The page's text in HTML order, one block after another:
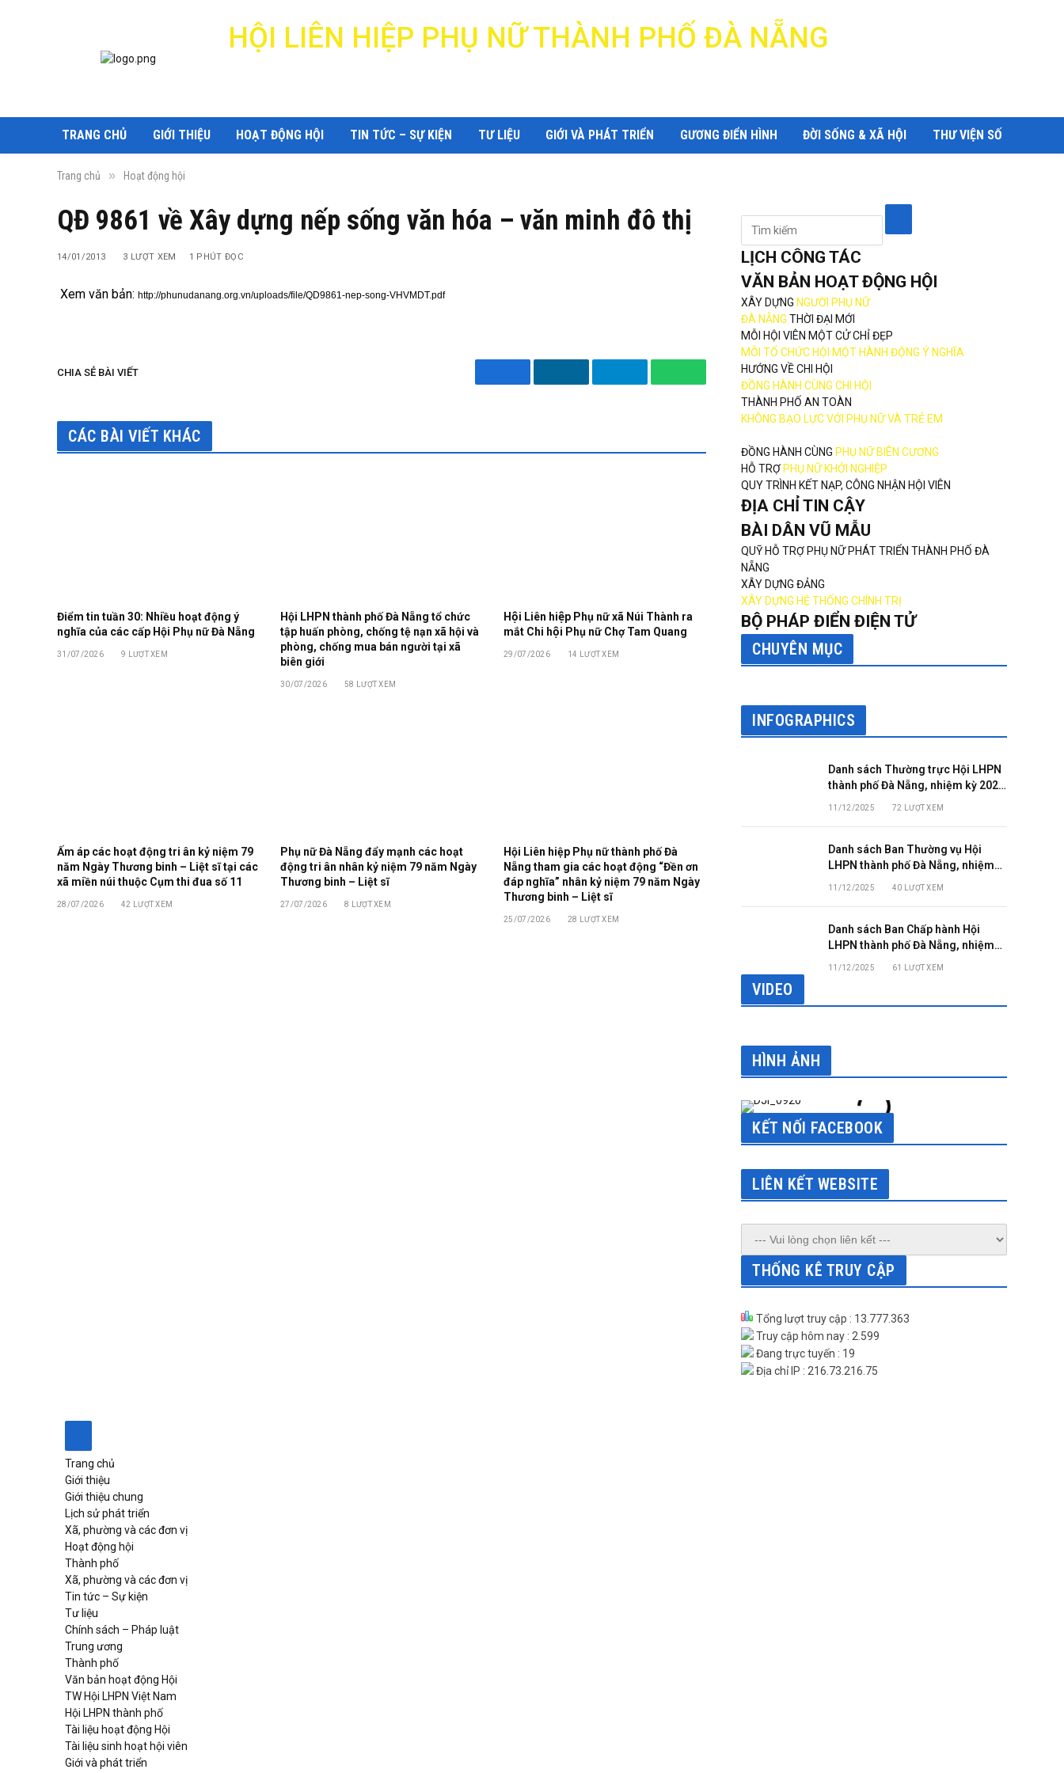
HỘI LIÊN HIỆP PHỤ NỮ THÀNH PHỐ ĐÀ NẴNG
TRANG CHỦ GIỚI THIỆU HOẠT ĐỘNG HỘI TIN TỨC – SỰ KIỆN TƯ LIỆU GIỚI VÀ PHÁT TRIỂN GƯƠNG ĐIỂN HÌNH ĐỜI SỐNG & XÃ HỘI THƯ VIỆN SỐ
Trang chủ » Hoạt động hội
QĐ 9861 về Xây dựng nếp sống văn hóa – văn minh đô thị
14/01/2013 3 LƯỢT XEM 1 PHÚT ĐỌC
Xem văn bản: http://phunudanang.org.vn/uploads/file/QD9861-nep-song-VHVMDT.pdf
CHIA SẺ BÀI VIẾT
FacebookLinkedIn TelegramWhatsApp
CÁC BÀI VIẾT KHÁC
Điểm tin tuần 30: Nhiều hoạt động ý
nghĩa của các cấp Hội Phụ nữ Đà Nẵng
31/07/2026 9 LƯỢT XEM
Hội LHPN thành phố Đà Nẵng tổ chức
tập huấn phòng, chống tệ nạn xã hội và
phòng, chống mua bán người tại xã
biên giới
30/07/2026 58 LƯỢT XEM
Hội Liên hiệp Phụ nữ xã Núi Thành ra
mắt Chi hội Phụ nữ Chợ Tam Quang
29/07/2026 14 LƯỢT XEM
Ấm áp các hoạt động tri ân kỷ niệm 79
năm Ngày Thương binh – Liệt sĩ tại các
xã miền núi thuộc Cụm thi đua số 11
28/07/2026 42 LƯỢT XEM
Phụ nữ Đà Nẵng đẩy mạnh các hoạt
động tri ân nhân kỷ niệm 79 năm Ngày
Thương binh – Liệt sĩ
27/07/2026 8 LƯỢT XEM
Hội Liên hiệp Phụ nữ thành phố Đà
Nẵng tham gia các hoạt động “Đền ơn
đáp nghĩa” nhân kỷ niệm 79 năm Ngày
Thương binh – Liệt sĩ
25/07/2026 28 LƯỢT XEM
LỊCH CÔNG TÁC
VĂN BẢN HOẠT ĐỘNG HỘI
XÂY DỰNG NGƯỜI PHỤ NỮ
ĐÀ NẴNG THỜI ĐẠI MỚI
MỖI HỘI VIÊN MỘT CỬ CHỈ ĐẸP
MỖI TỔ CHỨC HỘI MỘT HÀNH ĐỘNG Ý NGHĨA
HƯỚNG VỀ CHI HỘI
ĐỒNG HÀNH CÙNG CHI HỘI
THÀNH PHỐ AN TOÀN
KHÔNG BẠO LỰC VỚI PHỤ NỮ VÀ TRẺ EM
ĐỒNG HÀNH CÙNG PHỤ NỮ BIÊN CƯƠNG
HỖ TRỢ PHỤ NỮ KHỞI NGHIỆP
QUY TRÌNH KẾT NẠP, CÔNG NHẬN HỘI VIÊN
ĐỊA CHỈ TIN CẬY
BÀI DÂN VŨ MẪU
QUỸ HỖ TRỢ PHỤ NỮ PHÁT TRIỂN THÀNH PHỐ ĐÀ
NẴNG
XÂY DỰNG ĐẢNG
XÂY DỰNG HỆ THỐNG CHÍNH TRỊ
BỘ PHÁP ĐIỂN ĐIỆN TỬ
CHUYÊN MỤC
INFOGRAPHICS
Danh sách Thường trực Hội LHPN
thành phố Đà Nẵng, nhiệm kỳ 2025
11/12/2025 72 LƯỢT XEM
Danh sách Ban Thường vụ Hội
LHPN thành phố Đà Nẵng, nhiệm
11/12/2025 40 LƯỢT XEM
Danh sách Ban Chấp hành Hội
LHPN thành phố Đà Nẵng, nhiệm
11/12/2025 61 LƯỢT XEM
VIDEO
HÌNH ẢNH
KẾT NỐI FACEBOOK
LIÊN KẾT WEBSITE
THỐNG KÊ TRUY CẬP
Tổng lượt truy cập : 13.777.363
Truy cập hôm nay : 2.599
Đang trực tuyến : 19
Địa chỉ IP : 216.73.216.75
Trang chủ
Giới thiệu
Giới thiệu chung
Lịch sử phát triển
Xã, phường và các đơn vị
Hoạt động hội
Thành phố
Xã, phường và các đơn vị
Tin tức – Sự kiện
Tư liệu
Chính sách – Pháp luật
Trung ương
Thành phố
Văn bản hoạt động Hội
TW Hội LHPN Việt Nam
Hội LHPN thành phố
Tài liệu hoạt động Hội
Tài liệu sinh hoạt hội viên
Giới và phát triển